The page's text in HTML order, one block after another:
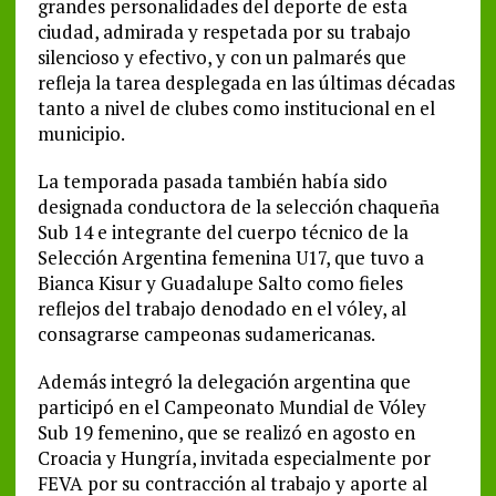
grandes personalidades del deporte de esta
ciudad, admirada y respetada por su trabajo
silencioso y efectivo, y con un palmarés que
refleja la tarea desplegada en las últimas décadas
tanto a nivel de clubes como institucional en el
municipio.
La temporada pasada también había sido
designada conductora de la selección chaqueña
Sub 14 e integrante del cuerpo técnico de la
Selección Argentina femenina U17, que tuvo a
Bianca Kisur y Guadalupe Salto como fieles
reflejos del trabajo denodado en el vóley, al
consagrarse campeonas sudamericanas.
Además integró la delegación argentina que
participó en el Campeonato Mundial de Vóley
Sub 19 femenino, que se realizó en agosto en
Croacia y Hungría, invitada especialmente por
FEVA por su contracción al trabajo y aporte al